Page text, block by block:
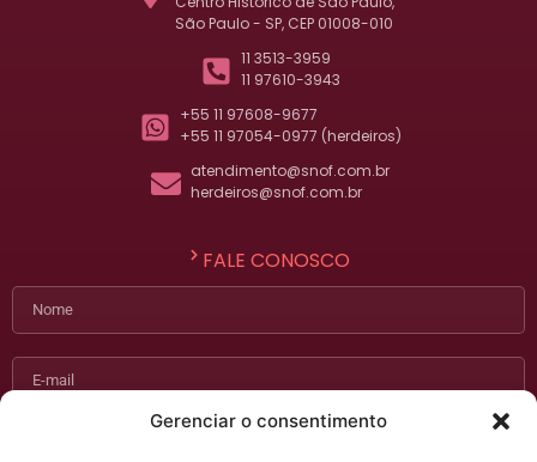
Gerenciar o consentimento
São Paulo - SP, CEP 01008-010
11 3513-3959
11 97610-3943
+55 11 97608-9677
+55 11 97054-0977 (herdeiros)
atendimento@snof.com.br
herdeiros@snof.com.br
FALE CONOSCO